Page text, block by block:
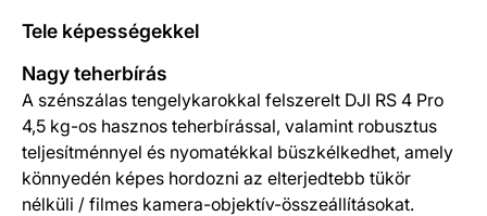
Tele képességekkel
Nagy teherbírás
A szénszálas tengelykarokkal felszerelt DJI RS 4 Pro
4,5 kg-os hasznos teherbírással, valamint robusztus
teljesítménnyel és nyomatékkal büszkélkedhet, amely
könnyedén képes hordozni az elterjedtebb tükör
nélküli / filmes kamera-objektív-összeállításokat.